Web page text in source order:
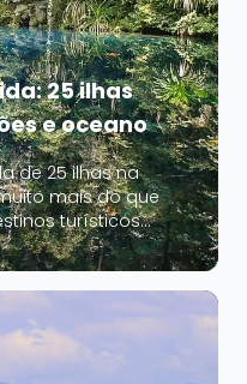
25 ilhas
e oceano
de 25 ilhas na
mais do que
turísticos
e praias, e
para
riqueza do
de Nusa